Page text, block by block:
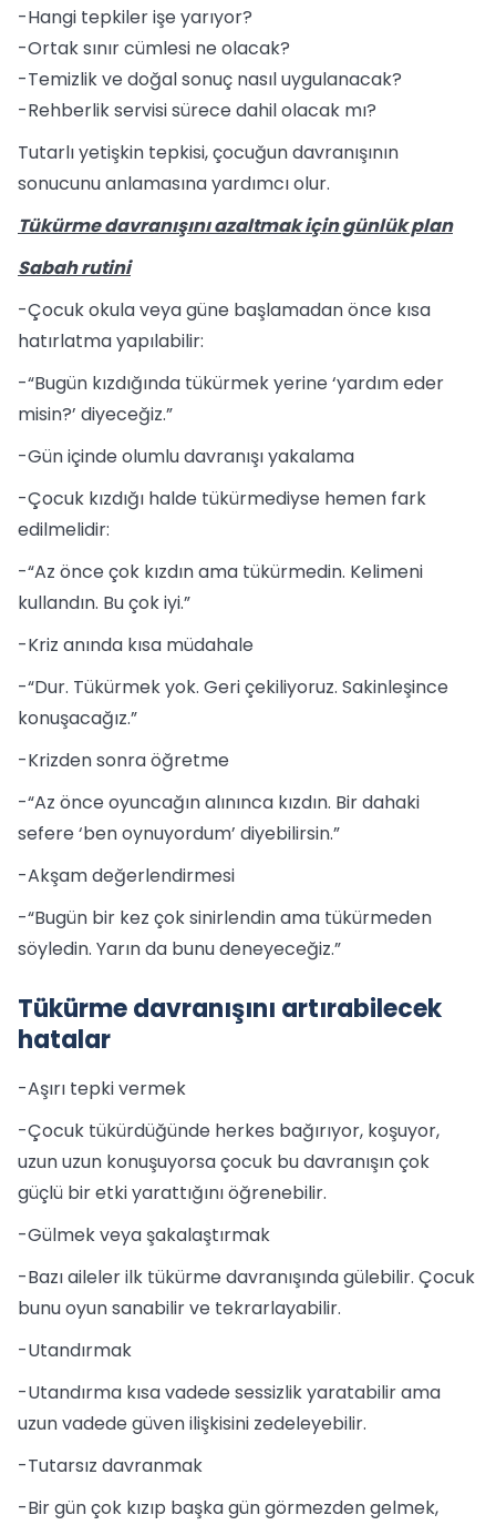
-Hangi tepkiler işe yarıyor?
-Ortak sınır cümlesi ne olacak?
-Temizlik ve doğal sonuç nasıl uygulanacak?
-Rehberlik servisi sürece dahil olacak mı?
Tutarlı yetişkin tepkisi, çocuğun davranışının
sonucunu anlamasına yardımcı olur.
Tükürme davranışını azaltmak için günlük plan
Sabah rutini
-Çocuk okula veya güne başlamadan önce kısa
hatırlatma yapılabilir:
-“Bugün kızdığında tükürmek yerine ‘yardım eder
misin?’ diyeceğiz.”
-Gün içinde olumlu davranışı yakalama
-Çocuk kızdığı halde tükürmediyse hemen fark
edilmelidir:
-“Az önce çok kızdın ama tükürmedin. Kelimeni
kullandın. Bu çok iyi.”
-Kriz anında kısa müdahale
-“Dur. Tükürmek yok. Geri çekiliyoruz. Sakinleşince
konuşacağız.”
-Krizden sonra öğretme
-“Az önce oyuncağın alınınca kızdın. Bir dahaki
sefere ‘ben oynuyordum’ diyebilirsin.”
-Akşam değerlendirmesi
-“Bugün bir kez çok sinirlendin ama tükürmeden
söyledin. Yarın da bunu deneyeceğiz.”
Tükürme davranışını artırabilecek
hatalar
-Aşırı tepki vermek
-Çocuk tükürdüğünde herkes bağırıyor, koşuyor,
uzun uzun konuşuyorsa çocuk bu davranışın çok
güçlü bir etki yarattığını öğrenebilir.
-Gülmek veya şakalaştırmak
-Bazı aileler ilk tükürme davranışında gülebilir. Çocuk
bunu oyun sanabilir ve tekrarlayabilir.
-Utandırmak
-Utandırma kısa vadede sessizlik yaratabilir ama
uzun vadede güven ilişkisini zedeleyebilir.
-Tutarsız davranmak
-Bir gün çok kızıp başka gün görmezden gelmek,